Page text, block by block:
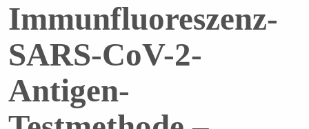
Immunfluoreszenz-
SARS-CoV-2-
Antigen-